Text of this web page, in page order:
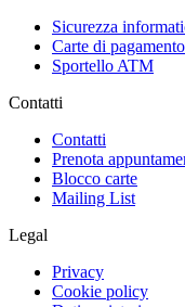
Sicurezza
Carte di pagamento
Sportello ATM
Contatti
Contatti
Prenota
Blocco carte
Mailing List
Legal
Privacy
Cookie policy